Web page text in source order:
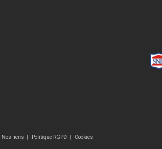
Nos liens Politique RGPD Cookies